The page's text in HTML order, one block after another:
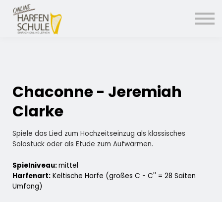
Chaconne - Jeremiah
Clarke
Spiele das Lied zum Hochzeitseinzug als klassisches
Solostück oder als Etüde zum Aufwärmen.
Spielniveau:mittel
Harfenart: Keltische Harfe (großes C - C'' = 28 Saiten
Umfang)